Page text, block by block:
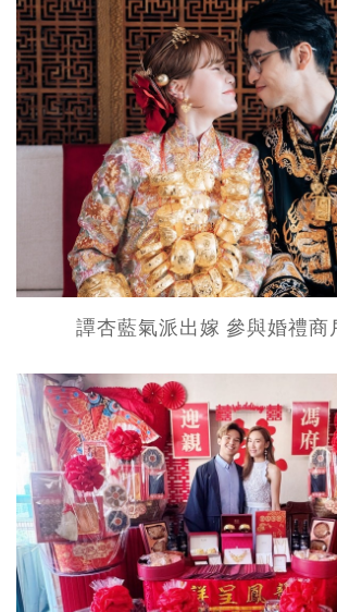
譚杏藍氣派出嫁 參與婚禮商